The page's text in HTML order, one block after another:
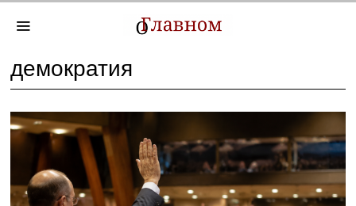
демократия